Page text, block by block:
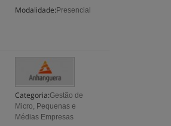
Modalidade: Presencial
Categoria:Gestão de
Micro, Pequenas e
Médias Empresas